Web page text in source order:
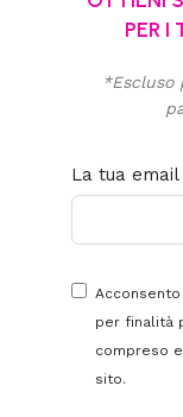
PER I
*Escluso
La tua email
per finalità
compreso
sito.